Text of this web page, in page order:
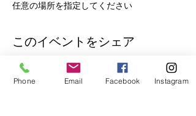
任意の場所を指定してください
このイベントをシェア
Phone Email Facebook Instagram